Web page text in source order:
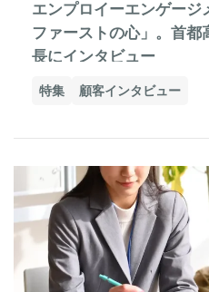
エンプロイーエンゲージ
ファーストの心」。首都
長にインタビュー
特集 顧客インタビュー